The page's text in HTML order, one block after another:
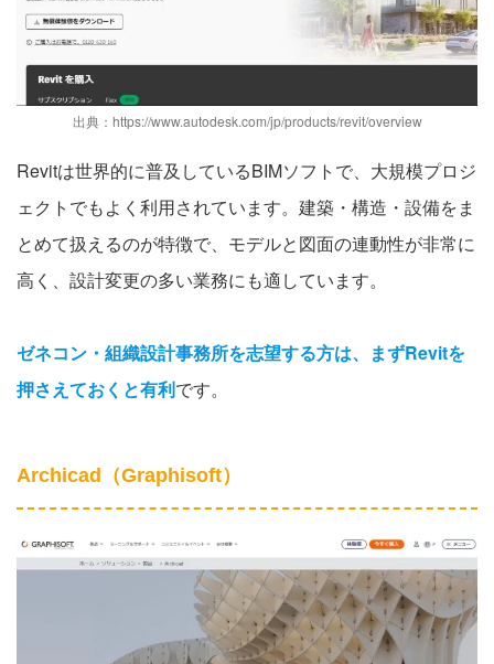
出典： https://www.autodesk.com/jp/products/revit/overview
Revitは世界的に普及しているBIMソフトで、大規模プロジ
ェクトでもよく利用されています。建築・構造・設備をま
とめて扱えるのが特徴で、モデルと図面の連動性が非常に
高く、設計変更の多い業務にも適しています。
ゼネコン・組織設計事務所を志望する方は、まずRevitを
押さえておくと有利です。
Archicad（Graphisoft）